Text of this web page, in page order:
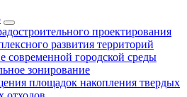
проектирования
развития территорий
современной городской среды
зонирование
площадок накопления твердых